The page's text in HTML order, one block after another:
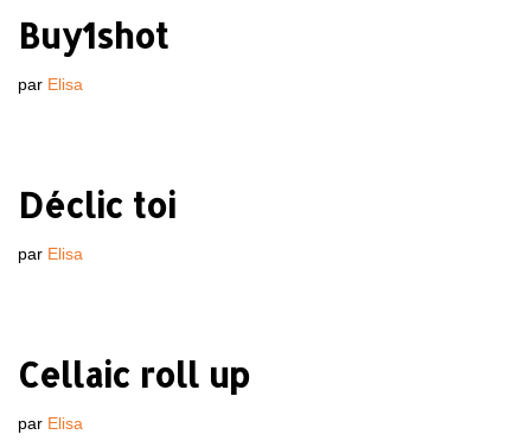
Buy1shot
par Elisa
Déclic toi
par Elisa
Cellaic roll up
par Elisa